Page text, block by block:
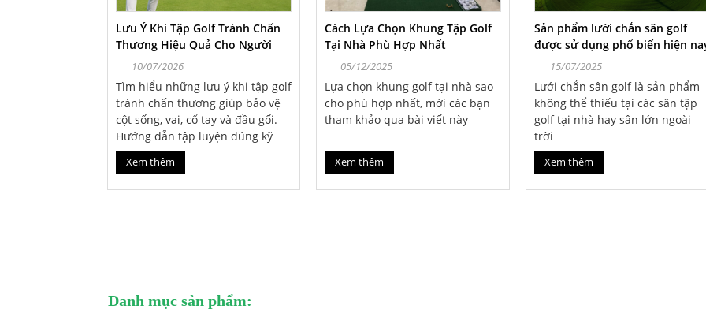
Lưu Ý Khi Tập Golf Tránh Chấn
Thương Hiệu Quả Cho Người
Mới Và Golfer Lâu Năm
10/07/2026
Tìm hiểu những lưu ý khi tập golf
tránh chấn thương giúp bảo vệ
cột sống, vai, cổ tay và đầu gối.
Hướng dẫn tập luyện đúng kỹ
thuật, an toàn và nâng cao hiệu
suất chơi golf.
Xem thêm
Cách Lựa Chọn Khung Tập Golf
Tại Nhà Phù Hợp Nhất
05/12/2025
Lựa chọn khung golf tại nhà sao
cho phù hợp nhất, mời các bạn
tham khảo qua bài viết này
Xem thêm
Sản phẩm lưới chắn sân golf
được sử dụng phổ biến hiện
15/07/2025
Lưới chắn sân golf là sản phẩm
không thể thiếu tại các sân tập
golf tại nhà hay sân lớn ngoài
trời
Xem thêm
Danh mục sản phẩm: